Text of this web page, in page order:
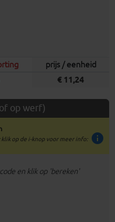
prijs / eenheid
€ 11,24
op werf)
info
op de i-knop voor meer info:
en klik op 'bereken'